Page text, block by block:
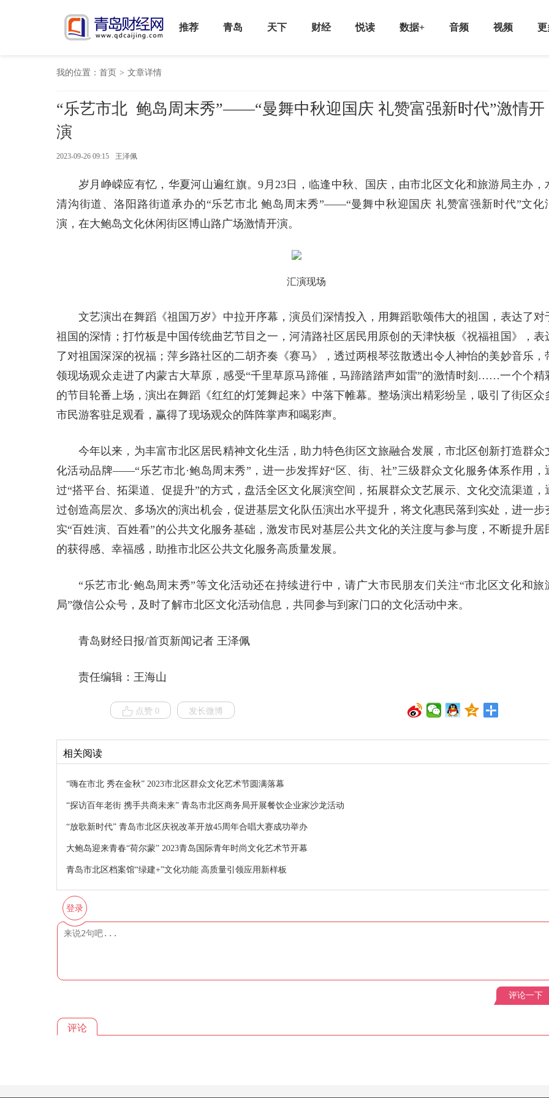
推荐 青岛 天下 财经 悦读 数据+ 音频 视频 更
我的位置： 首页 > 文章详情
“乐艺市北 鲍岛周末秀”——“曼舞中秋迎国庆 礼赞富强新时代”激情开
演
2023-09-26 09:15 王泽佩
岁月峥嵘应有忆，华夏河山遍红旗。9月23日，临逢中秋、国庆，由市北区文化和旅游局主办，
清沟街道、洛阳路街道承办的“乐艺市北 鲍岛周末秀”——“曼舞中秋迎国庆 礼赞富强新时代”文化
演，在大鲍岛文化休闲街区博山路广场激情开演。
汇演现场
文艺演出在舞蹈《祖国万岁》中拉开序幕，演员们深情投入，用舞蹈歌颂伟大的祖国，表达了对
祖国的深情；打竹板是中国传统曲艺节目之一，河清路社区居民用原创的天津快板《祝福祖国》，表
了对祖国深深的祝福；萍乡路社区的二胡齐奏《赛马》，透过两根琴弦散透出令人神怡的美妙音乐，
领现场观众走进了内蒙古大草原，感受“千里草原马蹄催，马蹄踏踏声如雷”的激情时刻……一个个精
的节目轮番上场，演出在舞蹈《红红的灯笼舞起来》中落下帷幕。整场演出精彩纷呈，吸引了街区众
市民游客驻足观看，赢得了现场观众的阵阵掌声和喝彩声。
今年以来，为丰富市北区居民精神文化生活，助力特色街区文旅融合发展，市北区创新打造群众
化活动品牌——“乐艺市北·鲍岛周末秀”，进一步发挥好“区、街、社”三级群众文化服务体系作用，
过“搭平台、拓渠道、促提升”的方式，盘活全区文化展演空间，拓展群众文艺展示、文化交流渠道，
过创造高层次、多场次的演出机会，促进基层文化队伍演出水平提升，将文化惠民落到实处，进一步
实“百姓演、百姓看”的公共文化服务基础，激发市民对基层公共文化的关注度与参与度，不断提升居
的获得感、幸福感，助推市北区公共文化服务高质量发展。
“乐艺市北·鲍岛周末秀”等文化活动还在持续进行中，请广大市民朋友们关注“市北区文化和旅
局”微信公众号，及时了解市北区文化活动信息，共同参与到家门口的文化活动中来。
青岛财经日报/首页新闻记者 王泽佩
责任编辑：王海山
点赞 0 发长微博
相关阅读
“嗨在市北 秀在金秋” 2023市北区群众文化艺术节圆满落幕
“探访百年老街 携手共商未来” 青岛市北区商务局开展餐饮企业家沙龙活动
“放歌新时代” 青岛市北区庆祝改革开放45周年合唱大赛成功举办
大鲍岛迎来青春“荷尔蒙” 2023青岛国际青年时尚文化艺术节开幕
青岛市北区档案馆“绿建+”文化功能 高质量引领应用新样板
登录
评论一下
评论